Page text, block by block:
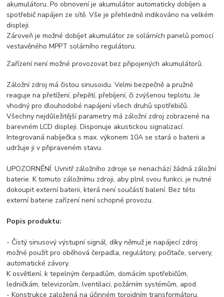
akumulátoru. Po obnovení je akumulátor automaticky dobíjen a
spotřebič napájen ze sítě. Vše je přehledně indikováno na velkém
displeji.
Zároveň je možné dobíjet akumulátor ze solárních panelů pomocí
vestavěného MPPT solárního regulátoru.
Zařízení není možné provozovat bez připojených akumulátorů.
Záložní zdroj má čistou sinusoidu. Velmi bezpečně a pružně
reaguje na přetížení, přepětí, přebíjení, či zvýšenou teplotu. Je
vhodný pro dlouhodobé napájení všech druhů spotřebičů.
Všechny nejdůležitější parametry má záložní zdroj zobrazené na
barevném LCD displeji. Disponuje akustickou signalizací.
Integrovaná nabíječka s max. výkonem 10A se stará o baterii a
udržuje ji v připraveném stavu.
UPOZORNĚNÍ: Uvnitř záložního zdroje se nenachází žádná záložní
baterie. K tomuto záložnímu zdroji, aby plnil svou funkci, je nutné
dokoupit externí baterii, která není součástí balení. Bez této
externí baterie zařízení není schopné provozu.
Popis produktu:
- Čistý sinusový výstupní signál, díky němuž je napájecí zdroj
možné použít pro oběhová čerpadla, regulátory, počítače, servery,
automatické závory.
K osvětlení, k tepelným čerpadlům, domácím spotřebičům,
ledničkám, televizorům, lventilaci, požárním systémům, apod.
- Konstrukce založená na účinném toroidním transformátoru.